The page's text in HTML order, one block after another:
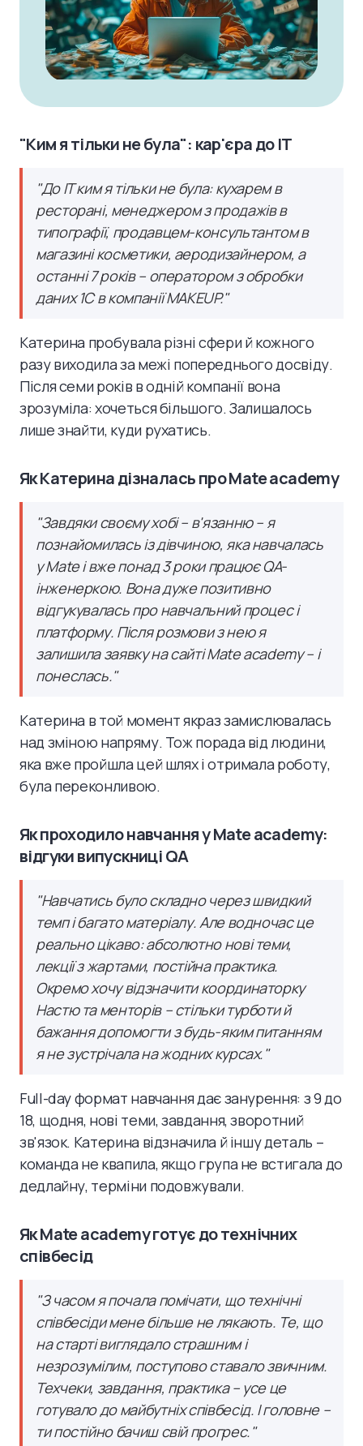
"Ким я тільки не була": кар'єра до IT
"До IT ким я тільки не була: кухарем в
ресторані, менеджером з продажів в
типографії, продавцем-консультантом в
магазині косметики, аеродизайнером, а
останні 7 років – оператором з обробки
даних 1С в компанії MAKEUP."
Катерина пробувала різні сфери й кожного
разу виходила за межі попереднього досвіду.
Після семи років в одній компанії вона
зрозуміла: хочеться більшого. Залишалось
лише знайти, куди рухатись.
Як Катерина дізналась про Mate academy
"Завдяки своєму хобі – в'язанню – я
познайомилась із дівчиною, яка навчалась
у Mate і вже понад 3 роки працює QA-
інженеркою. Вона дуже позитивно
відгукувалась про навчальний процес і
платформу. Після розмови з нею я
залишила заявку на сайті Mate academy – і
понеслась."
Катерина в той момент якраз замислювалась
над зміною напряму. Тож порада від людини,
яка вже пройшла цей шлях і отримала роботу,
була переконливою.
Як проходило навчання у Mate academy:
відгуки випускниці QA
"Навчатись було складно через швидкий
темп і багато матеріалу. Але водночас це
реально цікаво: абсолютно нові теми,
лекції з жартами, постійна практика.
Окремо хочу відзначити координаторку
Настю та менторів – стільки турботи й
бажання допомогти з будь-яким питанням
я не зустрічала на жодних курсах."
Full-day формат навчання дає занурення: з 9 до
18, щодня, нові теми, завдання, зворотний
зв'язок. Катерина відзначила й іншу деталь –
команда не квапила, якщо група не встигала до
дедлайну, терміни подовжували.
Як Mate academy готує до технічних
співбесід
"З часом я почала помічати, що технічні
співбесіди мене більше не лякають. Те, що
на старті виглядало страшним і
незрозумілим, поступово ставало звичним.
Техчеки, завдання, практика – усе це
готувало до майбутніх співбесід. І головне –
ти постійно бачиш свій прогрес."